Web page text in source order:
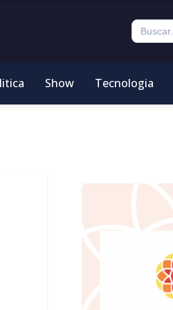
Show Tecnologia